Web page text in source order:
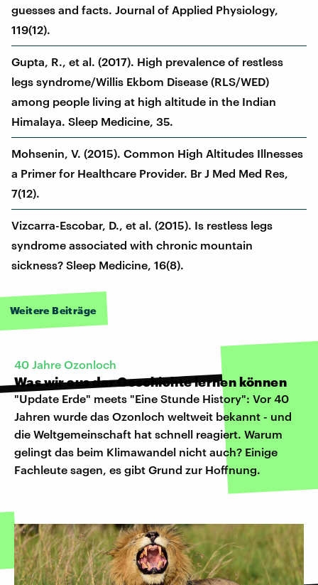
guesses and facts. Journal of Applied Physiology,
119(12).
Gupta, R., et al. (2017). High prevalence of restless
legs syndrome/Willis Ekbom Disease (RLS/WED)
among people living at high altitude in the Indian
Himalaya. Sleep Medicine, 35.
Mohsenin, V. (2015). Common High Altitudes Illnesses
a Primer for Healthcare Provider. Br J Med Med Res,
7(12).
Vizcarra-Escobar, D., et al. (2015). Is restless legs
syndrome associated with chronic mountain
sickness? Sleep Medicine, 16(8).
Weitere Beiträge
40 Jahre Ozonloch
Was wir aus der Geschichte lernen können
"Update Erde" meets "Eine Stunde History": Vor 40
Jahren wurde das Ozonloch weltweit bekannt - und
die Weltgemeinschaft hat schnell reagiert. Warum
gelingt das beim Klimawandel nicht auch? Einige
Fachleute sagen, es gibt Grund zur Hoffnung.